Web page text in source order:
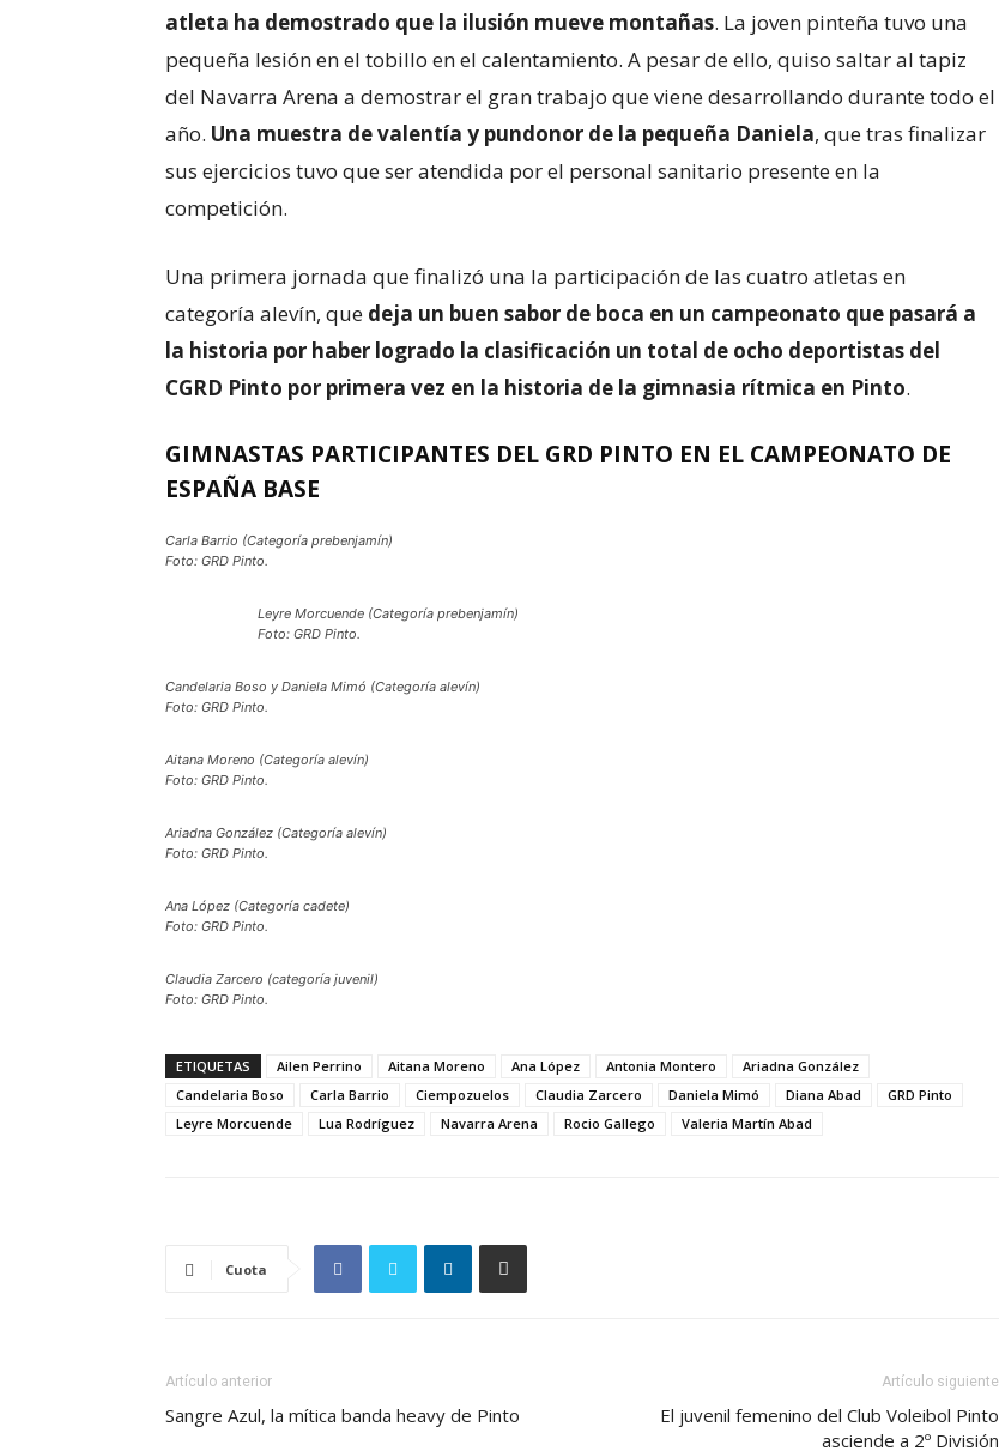
atleta ha demostrado que la ilusión mueve montañas. La joven pinteña tuvo una
pequeña lesión en el tobillo en el calentamiento. A pesar de ello, quiso saltar al tapiz
del Navarra Arena a demostrar el gran trabajo que viene desarrollando durante todo el
año. Una muestra de valentía y pundonor de la pequeña Daniela, que tras finalizar
sus ejercicios tuvo que ser atendida por el personal sanitario presente en la
competición.
Una primera jornada que finalizó una la participación de las cuatro atletas en
categoría alevín, que deja un buen sabor de boca en un campeonato que pasará a
la historia por haber logrado la clasificación un total de ocho deportistas del
CGRD Pinto por primera vez en la historia de la gimnasia rítmica en Pinto.
GIMNASTAS PARTICIPANTES DEL GRD PINTO EN EL CAMPEONATO DE
ESPAÑA BASE
Carla Barrio (Categoría prebenjamín)
Foto: GRD Pinto.
Leyre Morcuende (Categoría prebenjamín)
Foto: GRD Pinto.
Candelaria Boso y Daniela Mimó (Categoría alevín)
Foto: GRD Pinto.
Aitana Moreno (Categoría alevín)
Foto: GRD Pinto.
Ariadna González (Categoría alevín)
Foto: GRD Pinto.
Ana López (Categoría cadete)
Foto: GRD Pinto.
Claudia Zarcero (categoría juvenil)
Foto: GRD Pinto.
ETIQUETAS Ailen Perrino Aitana Moreno Ana López Antonia Montero
Ariadna González
Candelaria Boso
Carla Barrio Ciempozuelos Claudia Zarcero Daniela Mimó Diana Abad
GRD Pinto
Leyre Morcuende
Lua Rodríguez Navarra Arena Rocio Gallego Valeria Martín Abad
Cuota
Artículo anterior
Sangre Azul, la mítica banda heavy de Pinto
Artículo siguiente
El juvenil femenino del Club Voleibol Pinto
asciende a 2º División